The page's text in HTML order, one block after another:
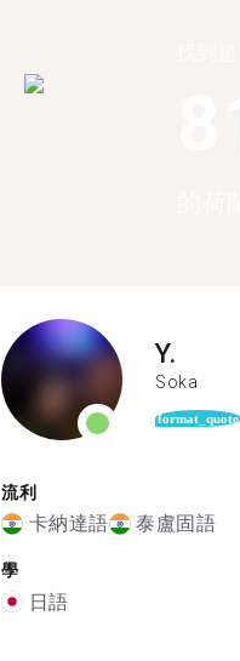
Y.
Soka
format_quote
流利
卡納達語 泰盧固語
學
日語